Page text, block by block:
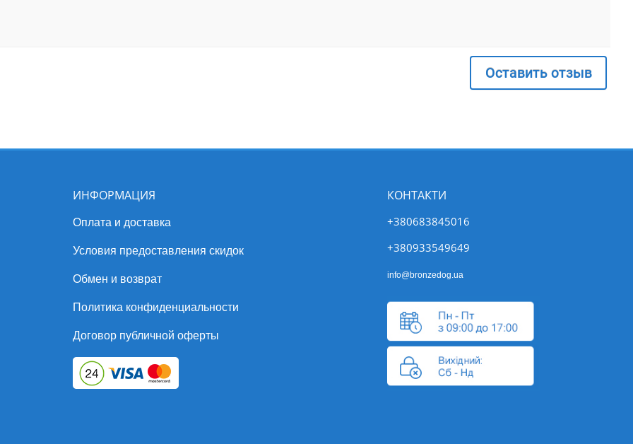
Оставить отзыв
ИНФОРМАЦИЯ
Оплата и доставка
Условия предоставления скидок
Обмен и возврат
Политика конфиденциальности
Договор публичной оферты
КОНТАКТИ
+380683845016
+380933549649
info@bronzedog.ua